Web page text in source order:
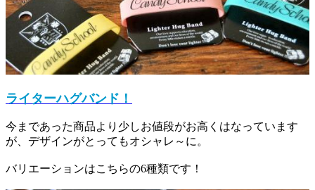
ライターハグバンド！
今まであった商品より少しお値段がお高くはなっています
が、デザインがとってもオシャレ～に。
バリエーションはこちらの6種類です！